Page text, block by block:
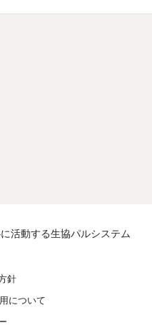
活動する生協パルシステム
針
について